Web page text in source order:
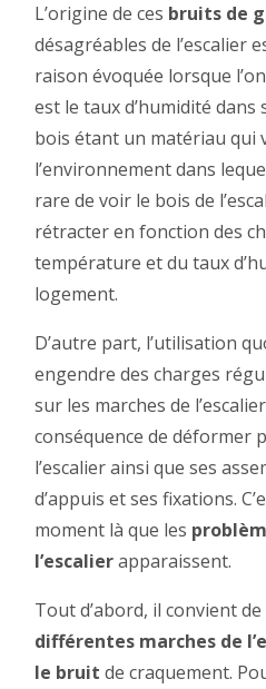
L’origine de ces bruits de
désagréables de l’escalier
raison évoquée lorsque
est le taux d’humidité dans
bois étant un matériau qui
l’environnement dans
rare de voir le bois de
rétracter en fonction des
température et du taux
logement.
D’autre part, l’utilisation
engendre des charges
sur les marches de
conséquence de déformer
l’escalier ainsi que ses
d’appuis et ses fixations.
moment là que les
l’escalierapparaissent.
Tout d’abord, il convient de
différentes marches de
le bruit de craquement.